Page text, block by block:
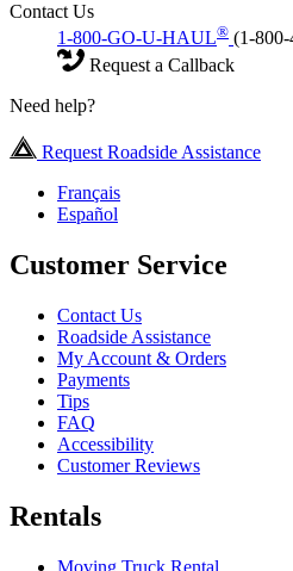
Contact Us
1-800-GO-U-HAUL® (1-
Request a Callback
Need help?
Request Roadside Assistance
Français
Español
Customer Service
Contact Us
Roadside Assistance
My Account & Orders
Payments
Tips
FAQ
Accessibility
Customer Reviews
Rentals
Moving Truck Rental